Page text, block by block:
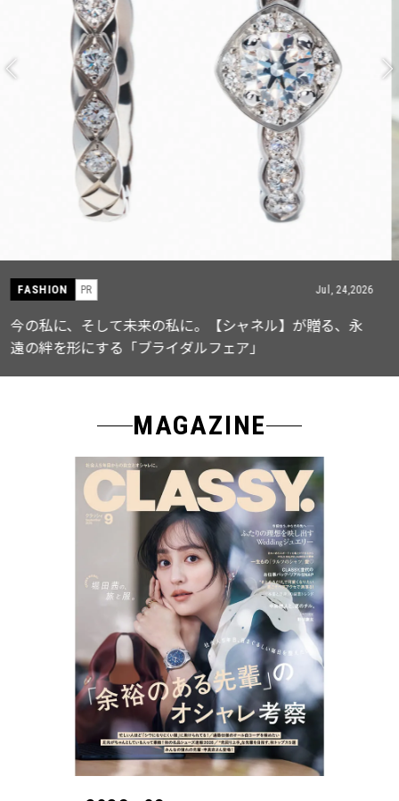
FASHION PR Jul, 15,2026
【ICB】人気インフルエンサーと共同制作! 週5で着たく
なる「名品ブラウス」２選
MAGAZINE